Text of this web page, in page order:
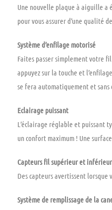
Une nouvelle plaque à aiguille a
pour vous assurer d’une qualité
Système d’enfilage motorisé
Faites passer simplement votre
appuyez sur la touche et
se fera automatiquement et
Eclairage puissant
L’éclairage réglable et puissant
un confort maximum ! Une surface
Capteurs fil supérieur et inférieur
Des capteurs avertissent lorsque
Système de remplissage de la